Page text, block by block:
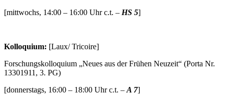
[mittwochs, 14:00 – 16:00 Uhr c.t. – HS 5]
Kolloquium: [Laux/ Tricoire]
Forschungskolloquium „Neues aus der Frühen Neuzeit“ (Porta Nr.
13301911, 3. PG)
[donnerstags, 16:00 – 18:00 Uhr c.t. – A 7]